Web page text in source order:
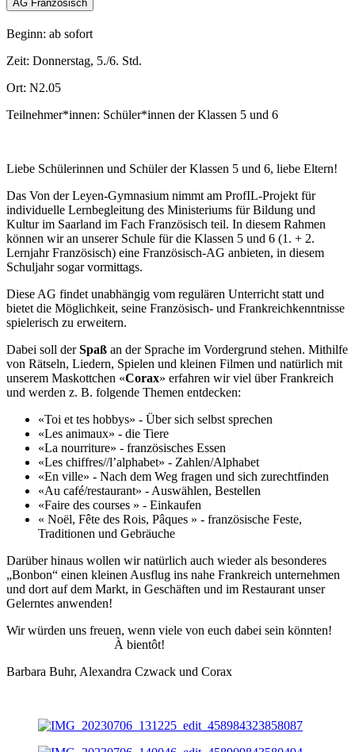
AG Französisch
Beginn: ab sofort
Zeit: Donnerstag, 5./6. Std.
Ort: N2.05
Teilnehmer*innen: Schüler*innen der Klassen 5 und 6
Liebe Schülerinnen und Schüler der Klassen 5 und 6, liebe Eltern!
Das Von der Leyen-Gymnasium nimmt am ProfIL-Projekt für
individuelle Lernbegleitung des Ministeriums für Bildung und
Kultur im Saarland im Fach Französisch teil. In diesem Rahmen
können wir an unserer Schule für die Klassen 5 und 6 (1. + 2.
Lernjahr Französisch) eine Französisch-AG anbieten, in diesem
Schuljahr sogar vormittags.
Diese AG findet unabhängig vom regulären Unterricht statt und
bietet die Möglichkeit, seine Französisch- und Frankreichkenntnisse
spielerisch zu erweitern.
Dabei soll derSpaß an der Sprache im Vordergrund stehen. Mithilfe
von Rätseln, Liedern, Spielen und kleinen Filmen und natürlich mit
unserem Maskottchen «Corax» erfahren wir viel über Frankreich
und werden z. B. folgende Themen entdecken:
«Toi et tes hobbys» - Über sich selbst sprechen
«Les animaux» - die Tiere
«La nourriture» - französisches Essen
«Les chiffres//l’alphabet» - Zahlen/Alphabet
«En ville» - Nach dem Weg fragen und sich zurechtfinden
«Au café/restaurant» - Auswählen, Bestellen
«Faire des courses » - Einkaufen
« Noël, Fête des Rois, Pâques » - französische Feste,
Traditionen und Gebräuche
Darüber hinaus wollen wir natürlich auch wieder als besonderes
„Bonbon“ einen kleinen Ausflug ins nahe Frankreich unternehmen
und dort auf dem Markt, in Geschäften und im Restaurant unser
Gelerntes anwenden!
Wir würden uns freuen, wenn viele von euch dabei sein könnten!
À bientôt!
Barbara Buhr, Alexandra Czwack und Corax